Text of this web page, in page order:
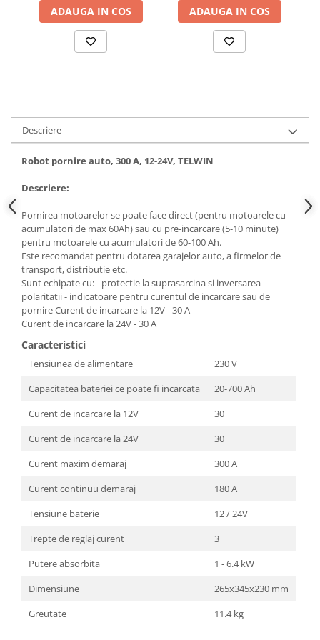
Hote bucatarie
Hote insula
Hote telescopice
Hote traditionale
Masini de Spalat Rufe & Uscatoare
Accesorii masini de spalat &
uscatoare
Masini automate de spalat rufe
Masini de spalat rufe cu uscator
Masini de spalat rufe verticale
Uscatoare de rufe
Masini de spalat vase
Masini de spalat vase
independente
Motoburghiu/Foreza pamant
Pachete Incorporabile
Radiatoare
Semanatoare,Plantatoare
Sere
Sobe pe gaz & electrice
Suflante & Aspiratoare
Aspiratoare
ADAUGA IN COS ADAUGA IN COS
Descriere
Robot pornire auto, 300 A, 12-24V, TELWIN
Descriere:
Pornirea motoarelor se poate face direct (pentru motoarele cu
acumulatori de max 60Ah) sau cu pre-incarcare (5-10 minute)
pentru motoarele cu acumulatori de 60-100 Ah.
Este recomandat pentru dotarea garajelor auto, a firmelor de
transport, distributie etc.
Sunt echipate cu: - protectie la suprasarcina si inversarea
polaritatii - indicatoare pentru curentul de incarcare sau de
pornire Curent de incarcare la 12V - 30 A
Curent de incarcare la 24V - 30 A
Caracteristici
Tensiunea de alimentare
230 V
Capacitatea bateriei ce poate fi incarcata
20-700 Ah
Curent de incarcare la 12V
30
Curent de incarcare la 24V
30
Curent maxim demaraj
300 A
Curent continuu demaraj
180 A
Tensiune baterie
12 / 24V
Trepte de reglaj curent
3
Putere absorbita
1 - 6.4 kW
Dimensiune
265x345x230 mm
Greutate
11.4 kg